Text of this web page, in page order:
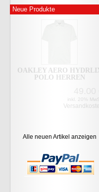
Neue Produkte
OAKLEY ICON TN
PROTECT POLO HERREN
inkl. 20%
Alle neuen Artikel anzeigen